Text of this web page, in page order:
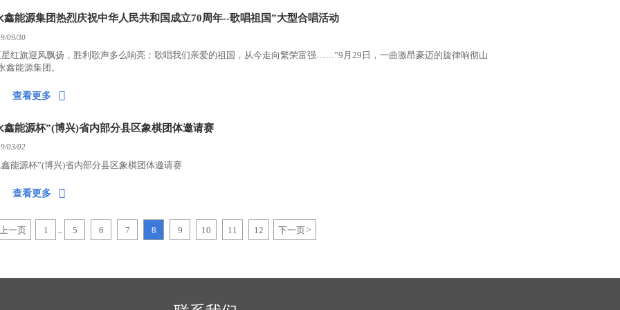
鑫能源集团热烈庆祝中华人民共和国成立70周年--歌唱祖国”大型合唱活动
09/30
星红旗迎风飘扬，胜利歌声多么响亮；歌唱我们亲爱的祖国，从今走向繁荣富强……”9月29日，一曲激昂豪迈的旋律响彻山
鑫能源集团。
查看更多 
鑫能源杯”(博兴)省内部分县区象棋团体邀请赛
03/02
鑫能源杯”(博兴)省内部分县区象棋团体邀请赛
查看更多 
上一页 1 5 6 7 8 9 10 11 12 下一页>